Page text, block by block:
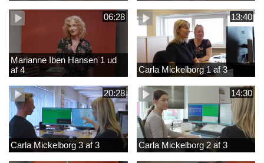
06:28
Marianne Iben Hansen 1 ud
af 4
13:40
Carla Mickelborg 1 af 3
20:28
Carla Mickelborg 3 af 3
14:30
Carla Mickelborg 2 af 3